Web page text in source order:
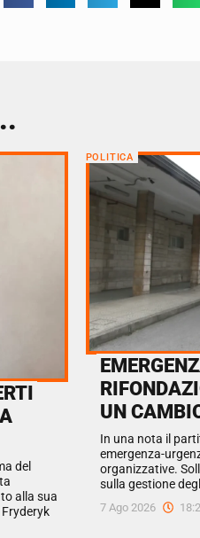
del
alla sua
POLITICA
UN
In una nota il
emergenza-
organizzative.
sulla gestione
7 Ago 2026